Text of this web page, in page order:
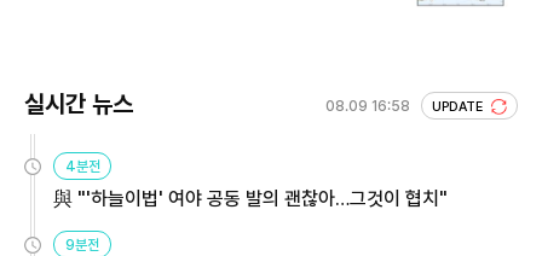
실시간 뉴스 08.09 16:58 UPDATE
4분전
與 "'하늘이법' 여야 공동 발의 괜찮아…그것이 협치"
9분전